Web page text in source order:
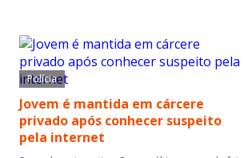
Polícia
Jovem é mantida em cárcere
privado após conhecer suspeito
pela internet